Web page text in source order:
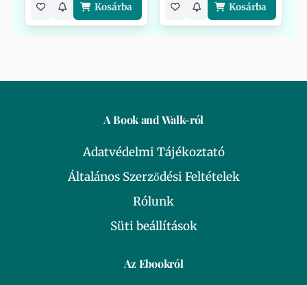
Kosárba Kosárba
A Book and Walk-ról
Adatvédelmi Tájékoztató
Általános Szerződési Feltételek
Rólunk
Süti beállítások
Az Ebookról